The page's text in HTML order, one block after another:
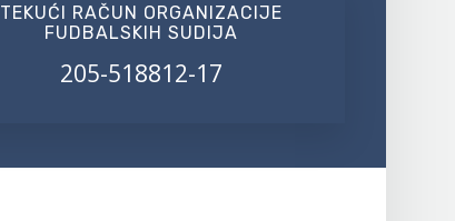
TEKUĆI RAČUN ORGANIZACIJE
FUDBALSKIH SUDIJA
205-518812-17